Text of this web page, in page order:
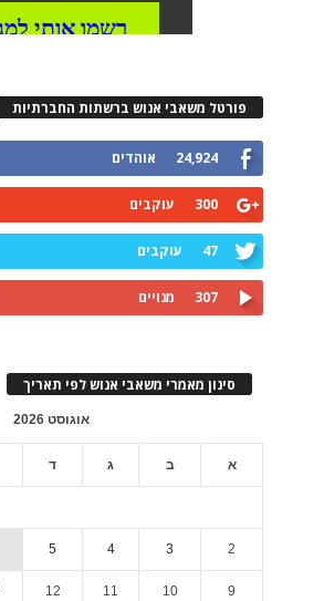
פורטל משאבי אנוש ברשתות החברתיות
24,924 אוהדים
300 עוקבים
47 עוקבים
307 מנויים
סינון מאמרי משאבי אנוש לפי תאריך
אוגוסט 2026
א ב ג ד
2
3
4
5
9
10
11
12